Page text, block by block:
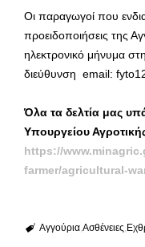
Οι παραγωγοί που
προειδοποιήσεις της
ηλεκτρονικό μήνυμα
διεύθυνση email:
Όλα τα δελτία μας
Υπουργείου
https://
farmer/agricultural-
Αγγούρια Ασθένειες